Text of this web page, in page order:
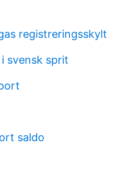
registreringsskylt
svensk sprit
saldo